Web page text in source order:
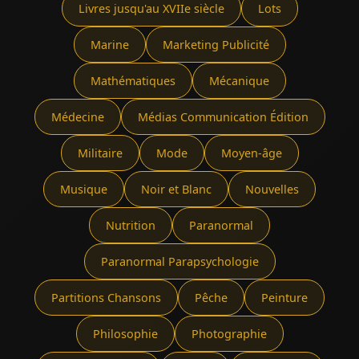
Livres jusqu'au XVIIe siècle Lots
Marine Marketing Publicité
Mathématiques Mécanique
Médecine Médias Communication Édition
Militaire Mode Moyen-âge
Musique Noir et Blanc Nouvelles
Nutrition Paranormal
Paranormal Parapsychologie
Partitions Chansons Pêche Peinture
Philosophie Photographie